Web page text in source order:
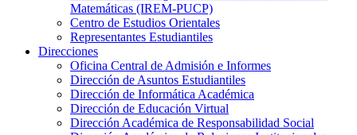
Matemáticas (IREM-PUCP)
Centro de Estudios Orientales
Representantes Estudiantiles
Direcciones
Oficina Central de Admisión e Informes
Dirección de Asuntos Estudiantiles
Dirección de Informática Académica
Dirección de Educación Virtual
Dirección Académica de Responsabilidad Social